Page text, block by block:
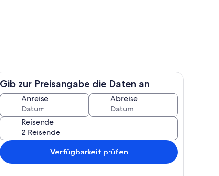
Außenbereich
Gib zur Preisangabe die Daten an
Anreise Abreise
Reisende
Verfügbarkeit prüfen